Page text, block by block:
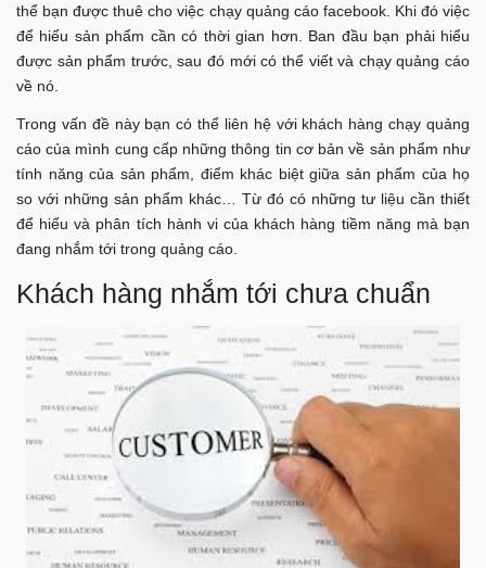
thể bạn được thuê cho việc chạy quảng cáo facebook. Khi đó việc
để hiểu sản phẩm cần có thời gian hơn. Ban đầu bạn phải hiểu
được sản phẩm trước, sau đó mới có thể viết và chạy quảng cáo
về nó.
Trong vấn đề này bạn có thể liên hệ với khách hàng chạy quảng
cáo của mình cung cấp những thông tin cơ bản về sản phẩm như
tính năng của sản phẩm, điểm khác biệt giữa sản phẩm của họ
so với những sản phẩm khác… Từ đó có những tư liệu cần thiết
để hiểu và phân tích hành vi của khách hàng tiềm năng mà bạn
đang nhắm tới trong quảng cáo.
Khách hàng nhắm tới chưa chuẩn